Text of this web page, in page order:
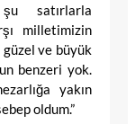
satırlarla
milletimizin
ve büyük
benzeri yok.
yakın
oldum.”